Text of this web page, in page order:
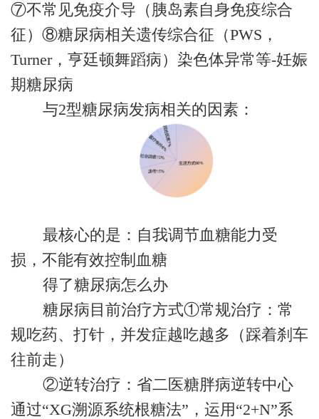
⑦不常见免疫介导（胰岛素自身免疫综合
征）⑧糖尿病相关遗传综合征（PWS，
Turner，亨廷顿舞蹈病）染色体异常等-妊娠
期糖尿病
与2型糖尿病发病相关的因素：
最核心的是：自我调节血糖能力受
损，不能有效控制血糖
得了糖尿病怎么办
糖尿病目前治疗方式①常规治疗：常
规吃药、打针，并发症越吃越多（踩着刹车
往前走）
②逆转治疗：省二医糖胖病逆转中心
通过“XG溯源系统根糖法”，运用“2+N”系